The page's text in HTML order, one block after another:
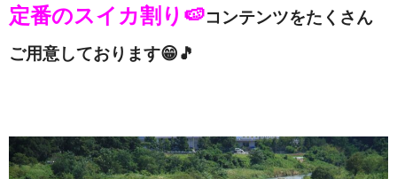
定番のスイカ割り🍉コンテンツをたくさん
ご用意しております😁🎵